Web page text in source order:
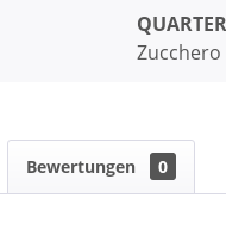
Zucchero
Bewertungen 0